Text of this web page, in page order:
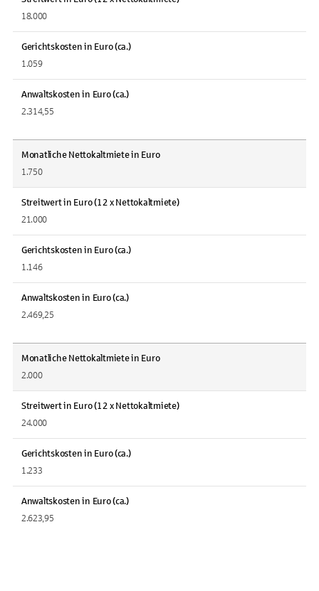
18.000
Gerichtskosten in Euro (ca.)
1.059
Anwaltskosten in Euro (ca.)
2.314,55
Monatliche Nettokaltmiete in Euro
1.750
Streitwert in Euro (12 x Nettokaltmiete)
21.000
Gerichtskosten in Euro (ca.)
1.146
Anwaltskosten in Euro (ca.)
2.469,25
Monatliche Nettokaltmiete in Euro
2.000
Streitwert in Euro (12 x Nettokaltmiete)
24.000
Gerichtskosten in Euro (ca.)
1.233
Anwaltskosten in Euro (ca.)
2.623,95